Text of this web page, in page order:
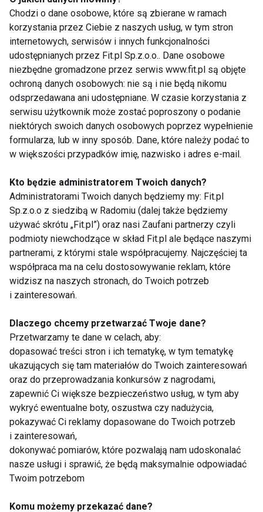
150 litrów świeżej, smacznej wody; krążek redukuje
zawartość chloru oraz innych substancji, które
negatywnie wpływają na smak wody;
• Dostępna w czterech kolorach: różowym,
fioletowym, niebieskim i limonkowym;
• Higiena: można ją myć w zmywarce;
• Rozwiązanie korzystne cenowo: 1 litr wody
filtrowanej w butelce BRITA Fill&Go to koszt ok. 13
groszy.
ZDROWIE AKTYWNI ZDROWY FIT LIGHT
BUTELKA
Klinika Implantologii -
nowoczesne
rozwiązania dla
zdrowego i pięknego
uśmiechu
Jakie zabiegi
stomatologiczne
piękny uśmiech?
Chodzi o dane osobowe, które są zbierane w ramach
korzystania przez Ciebie z naszych usług, w tym stron
internetowych, serwisów i innych funkcjonalności
udostępnianych przez Fit.pl Sp.z.o.o.. Dane osobowe
niezbędne gromadzone przez serwis www.fit.pl są objęte
ochroną danych osobowych: nie są i nie będą nikomu
odsprzedawana ani udostępniane. W czasie korzystania z
serwisu użytkownik może zostać poproszony o podanie
niektórych swoich danych osobowych poprzez wypełnienie
formularza, lub w inny sposób. Dane, które należy podać to
w większości przypadków imię, nazwisko i adres e-mail.
Kto będzie administratorem Twoich danych?
Administratorami Twoich danych będziemy my: Fit.pl
Sp.z.o.o z siedzibą w Radomiu (dalej także będziemy
używać skrótu „Fit.pl”) oraz nasi Zaufani partnerzy czyli
podmioty niewchodzące w skład Fit.pl ale będące naszymi
partnerami, z którymi stale współpracujemy. Najczęściej ta
współpraca ma na celu dostosowywanie reklam, które
widzisz na naszych stronach, do Twoich potrzeb
i zainteresowań.
Dlaczego chcemy przetwarzać Twoje dane?
Przetwarzamy te dane w celach, aby:
dopasować treści stron i ich tematykę, w tym tematykę
ukazujących się tam materiałów do Twoich zainteresowań
oraz do przeprowadzania konkursów z nagrodami,
zapewnić Ci większe bezpieczeństwo usług, w tym aby
wykryć ewentualne boty, oszustwa czy nadużycia,
pokazywać Ci reklamy dopasowane do Twoich potrzeb
i zainteresowań,
dokonywać pomiarów, które pozwalają nam udoskonalać
nasze usługi i sprawić, że będą maksymalnie odpowiadać
Twoim potrzebom
Komu możemy przekazać dane?